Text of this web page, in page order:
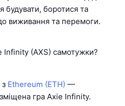
будувати, боротися та
виживання та перемоги.
Infinity (AXS) самотужки?
Ethereum (ETH) —
гра Axie Infinity.